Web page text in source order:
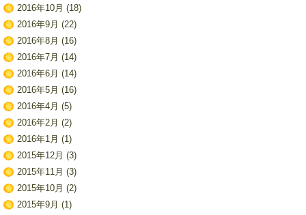
2016年10月 (18)
2016年9月 (22)
2016年8月 (16)
2016年7月 (14)
2016年6月 (14)
2016年5月 (16)
2016年4月 (5)
2016年2月 (2)
2016年1月 (1)
2015年12月 (3)
2015年11月 (3)
2015年10月 (2)
2015年9月 (1)